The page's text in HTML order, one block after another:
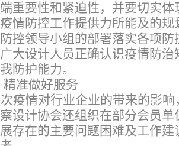
重要性和紧迫性，并要切实
情防控工作提供力所能及的
控领导小组的部署落实各项
大设计人员正确认识疫情防
防护能力。
准做好服务
疫情对行业企业的带来的影
设计协会还组织在部分会员
存在的主要问题困难及工作